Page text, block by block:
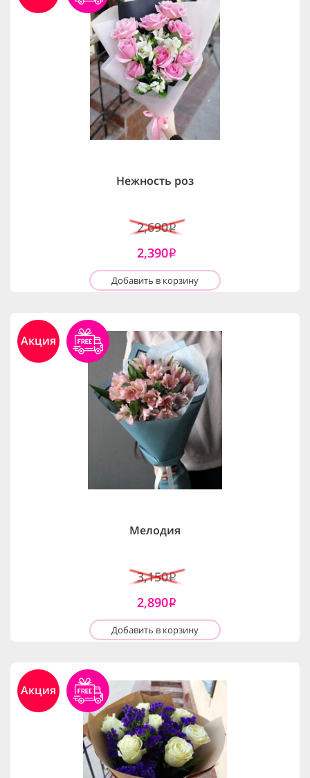
Нежность роз
2,690i
2,390i
Добавить в корзину
Акция
Мелодия
3,150i
2,890i
Добавить в корзину
Акция